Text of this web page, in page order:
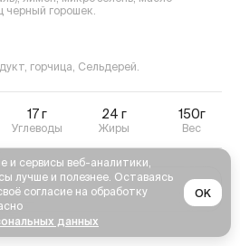
черный горошек.
горчица, Сельдерей
17г
Углеводы
24 г
Жиры
150г
Вес
и сервисы веб-аналитики,
лучше и полезнее. Оставаясь
согласие на обработку
данных
OK